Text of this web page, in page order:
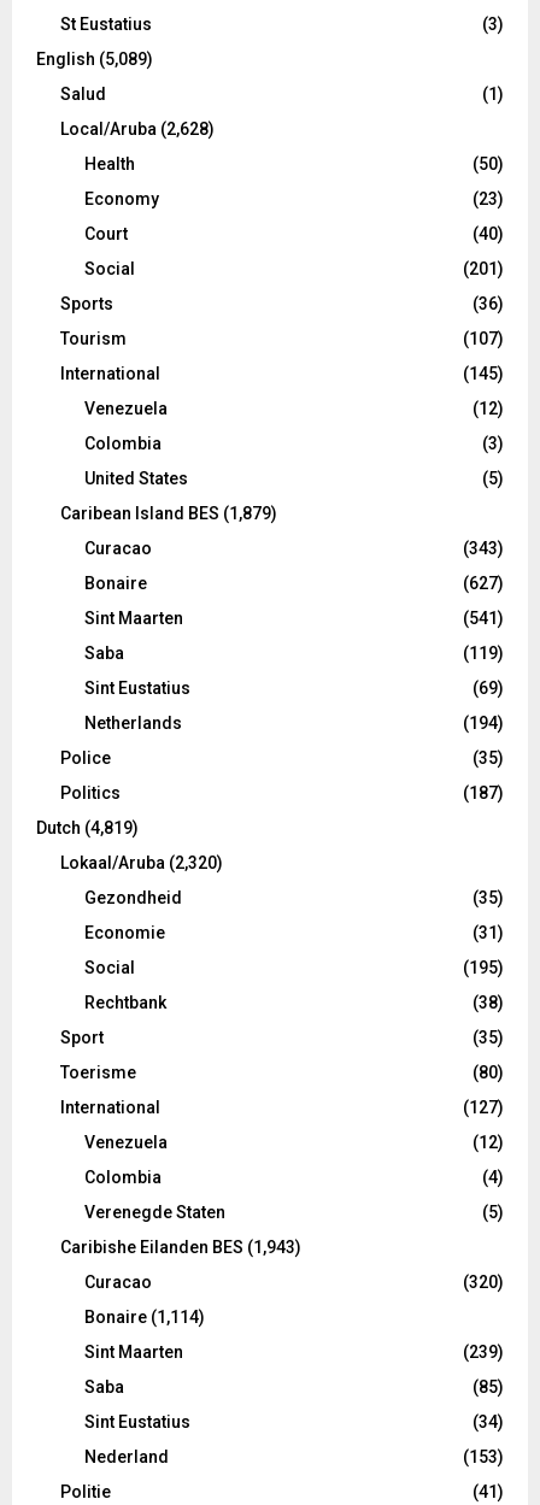
St Eustatius
(3)
English (5,089)
Salud
(1)
Local/Aruba (2,628)
Health
(50)
Economy
(23)
Court
(40)
Social
(201)
Sports
(36)
Tourism
(107)
International
(145)
Venezuela
(12)
Colombia
(3)
United States
(5)
Caribean Island BES (1,879)
Curacao
(343)
Bonaire
(627)
Sint Maarten
(541)
Saba
(119)
Sint Eustatius
(69)
Netherlands
(194)
Police
(35)
Politics
(187)
Dutch (4,819)
Lokaal/Aruba (2,320)
Gezondheid
(35)
Economie
(31)
Social
(195)
Rechtbank
(38)
Sport
(35)
Toerisme
(80)
International
(127)
Venezuela
(12)
Colombia
(4)
Verenegde Staten
(5)
Caribishe Eilanden BES (1,943)
Curacao
(320)
Bonaire (1,114)
Sint Maarten
(239)
Saba
(85)
Sint Eustatius
(34)
Nederland
(153)
Politie
(41)